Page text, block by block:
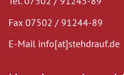
Fax 07502 / 91244-89
E-Mail info[at]stehdrauf.de